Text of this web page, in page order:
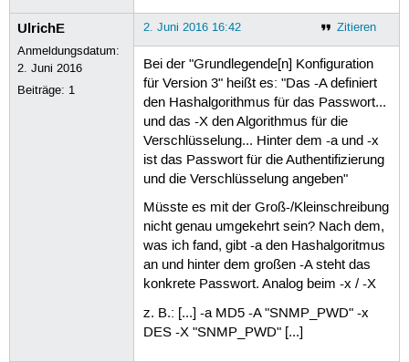
UlrichE
Anmeldungsdatum:
2. Juni 2016
Beiträge: 1
Zitieren
2. Juni 2016 16:42
Bei der "Grundlegende[n] Konfiguration
für Version 3" heißt es: "Das -A definiert
den Hashalgorithmus für das Passwort...
und das -X den Algorithmus für die
Verschlüsselung... Hinter dem -a und -x
ist das Passwort für die Authentifizierung
und die Verschlüsselung angeben"
Müsste es mit der Groß-/Kleinschreibung
nicht genau umgekehrt sein? Nach dem,
was ich fand, gibt -a den Hashalgoritmus
an und hinter dem großen -A steht das
konkrete Passwort. Analog beim -x / -X
z. B.: [...] -a MD5 -A "SNMP_PWD" -x
DES -X "SNMP_PWD" [...]